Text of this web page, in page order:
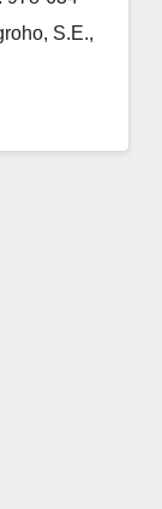
S.E.,